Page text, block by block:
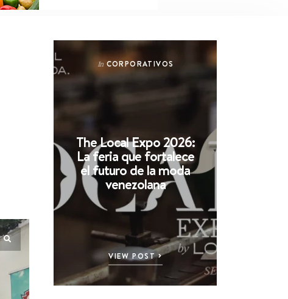
In CORPORATIVOS
The Local Expo 2026:
La feria que fortalece
el futuro de la moda
venezolana
VIEW POST